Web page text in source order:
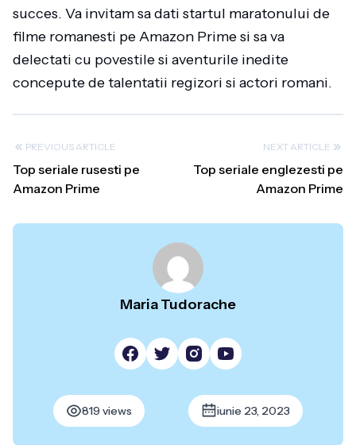
succes. Va invitam sa dati startul maratonului de
filme romanesti pe Amazon Prime si sa va
delectati cu povestile si aventurile inedite
concepute de talentatii regizori si actori romani.
PREVIOUS ARTICLE
Top seriale rusesti pe
Amazon Prime
NEXT ARTICLE
Top seriale englezesti pe
Amazon Prime
Maria Tudorache
819 views iunie 23, 2023